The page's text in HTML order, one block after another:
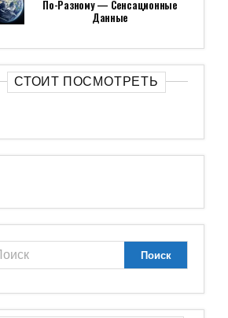
По-Разному — Сенсационные
Данные
СТОИТ ПОСМОТРЕТЬ